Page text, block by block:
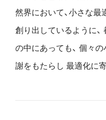
然界において、小さな最
創り出しているように、
の中にあっても、 個々の
謝をもたらし 最適化に